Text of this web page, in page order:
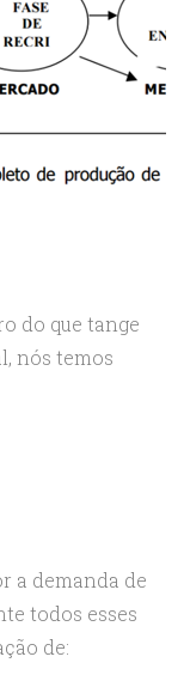
do que tange
nós temos
a demanda de
todos esses
de: